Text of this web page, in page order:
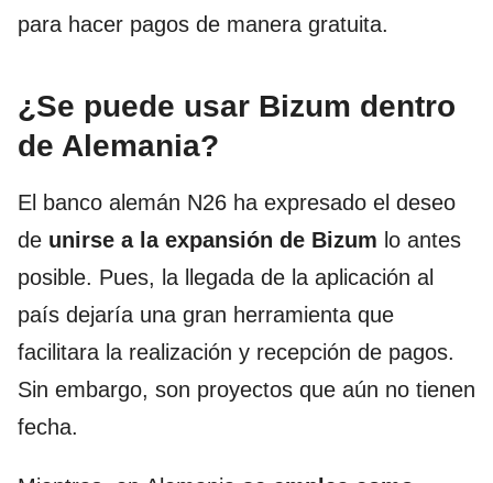
para hacer pagos de manera gratuita.
¿Se puede usar Bizum dentro
de Alemania?
El banco alemán N26 ha expresado el deseo
de unirse a la expansión de Bizum lo antes
posible. Pues, la llegada de la aplicación al
país dejaría una gran herramienta que
facilitara la realización y recepción de pagos.
Sin embargo, son proyectos que aún no tienen
fecha.